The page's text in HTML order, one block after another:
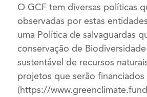
O GCF tem diversas políticas
observadas por estas
uma Política de salvaguardas
conservação de
sustentável de recursos
projetos que serão financiados
(https://